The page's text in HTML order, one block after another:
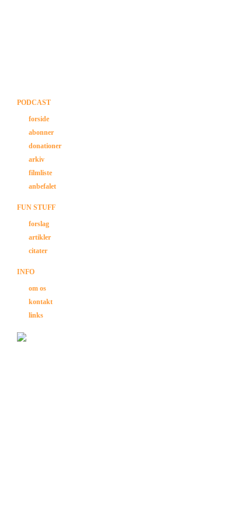
PODCAST
forside
abonner
donationer
arkiv
filmliste
anbefalet
FUN STUFF
forslag
artikler
citater
INFO
om os
kontakt
links